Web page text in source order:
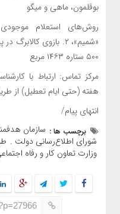
بوقلمون، ماهی و میگو
۵۰۰ ستاره ۱۴۶۳ مربع
هفته (حتی ایام تعطیل) از طریق
انتهای پیام/
برچسب ها : سازمان
شورای اطلاع‌رسانی دولت ,
وزارت تعاون کار و رفاه